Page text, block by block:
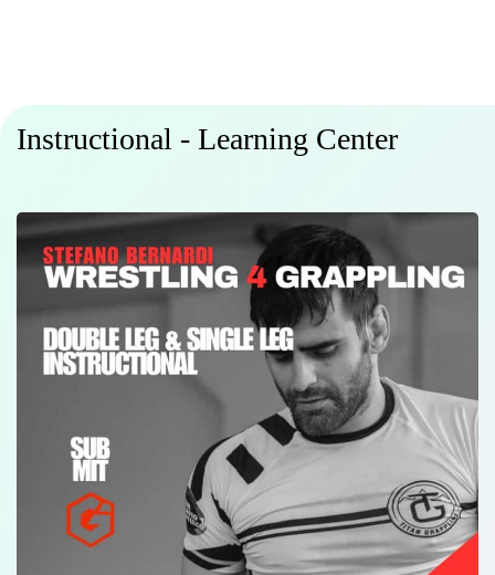
Instructional - Learning Center